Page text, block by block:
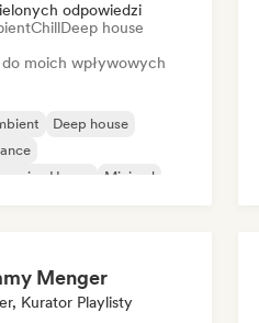
odpowiedzi
ChillDeep house
moich wpływowych
Deep house
House
Minimal
Menger
Kurator Playlisty